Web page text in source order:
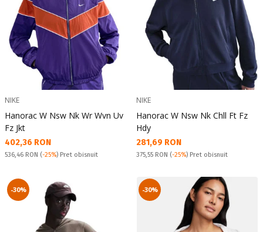
NIKE
Hanorac W Nsw Nk Wr Wvn Uv
Fz Jkt
Текуща цена:
402,36 RON
Pret obisnuit:
536,46 RON (-25%) Pret obisnuit
NIKE
Hanorac W Nsw Nk Chll Ft Fz
Hdy
Текуща цена:
281,69 RON
Pret obisnuit:
375,55 RON (-25%) Pret obisnuit
-30% -30%